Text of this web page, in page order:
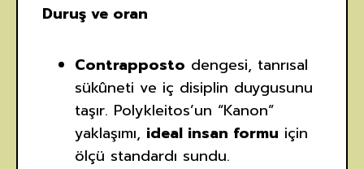
Duruş ve oran
Contrapposto dengesi, tanrısal
sükûneti ve iç disiplin duygusunu
taşır. Polykleitos’un “Kanon”
yaklaşımı, ideal insan formu için
ölçü standardı sundu.